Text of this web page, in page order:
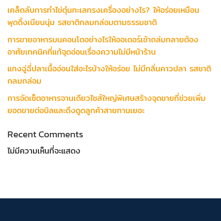
เคล็ดลับการทำไข่ตุ๋นทะเลทรงเครื่องอย่างไร? ให้อร่อยเหมือน
พุดดิ้งเนียนนุ่ม รสชาติกลมกล่อมตามธรรมชาติ
การขายอาหารบนคอนโดอย่างไรให้ออเดอร์เข้าถล่มทลายต้อง
อาศัยเทคนิคที่แก้จุดอ่อนเรื่องความไม่มีหน้าร้าน
แกงฉู่ฉี่ปลาเนื้ออ่อนใส่อะไรบ้างให้อร่อย ไม่มีกลิ่นคาวปลา รสชาติ
กลมกล่อม
การจัดเซ็ตอาหารจานเดียวไซส์ใหญ่พิเศษสร้างจุดขายที่ช่วยเพิ่ม
ยอดขายต่อบิลและดึงดูดลูกค้าสายทานเยอะ
Recent Comments
ไม่มีความเห็นที่จะแสดง